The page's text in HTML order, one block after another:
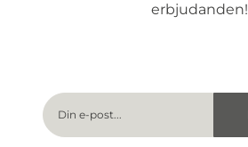
erbjudanden!